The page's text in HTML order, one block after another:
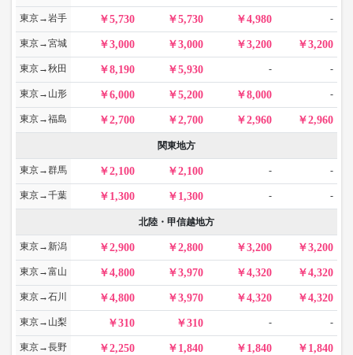
東京→岩手 5,730 5,730 4,980 -
東京→宮城 3,000 3,000 3,200 3,200
東京→秋田 8,190 5,930 - -
東京→山形 6,000 5,200 8,000 -
東京→福島 2,700 2,700 2,960 2,960
関東地方
東京→群馬 2,100 2,100 - -
東京→千葉 1,300 1,300 - -
北陸・甲信越地方
東京→新潟 2,900 2,800 3,200 3,200
東京→富山 4,800 3,970 4,320 4,320
東京→石川 4,800 3,970 4,320 4,320
東京→山梨 310 310 - -
東京→長野 2,250 1,840 1,840 1,840